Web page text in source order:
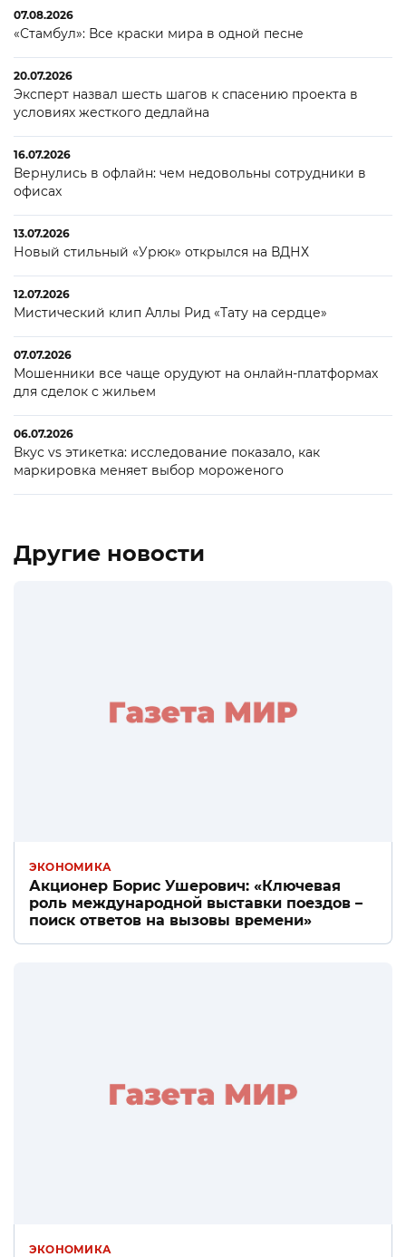
07.08.2026
«Стамбул»: Все краски мира в одной песне
20.07.2026
Эксперт назвал шесть шагов к спасению проекта в
условиях жесткого дедлайна
16.07.2026
Вернулись в офлайн: чем недовольны сотрудники в
офисах
13.07.2026
Новый стильный «Урюк» открылся на ВДНХ
12.07.2026
Мистический клип Аллы Рид «Тату на сердце»
07.07.2026
Мошенники все чаще орудуют на онлайн-платформах
для сделок с жильем
06.07.2026
Вкус vs этикетка: исследование показало, как
маркировка меняет выбор мороженого
Другие новости
ЭКОНОМИКА
Акционер Борис Ушерович: «Ключевая
роль международной выставки поездов –
поиск ответов на вызовы времени»
ЭКОНОМИКА